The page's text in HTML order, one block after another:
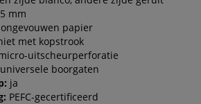
mm
ongevouwen papier
met kopstrook
uitscheurperforatie
universele boorgaten
ja
PEFC-gecertificeerd